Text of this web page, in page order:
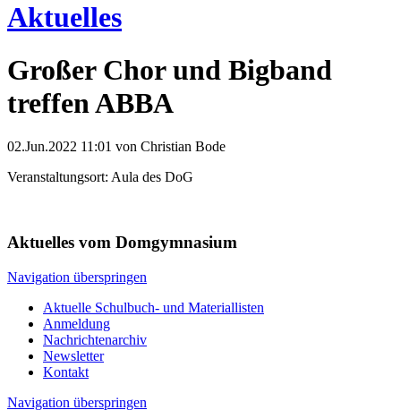
Aktuelles
Großer Chor und Bigband
treffen ABBA
02.Jun.2022 11:01 von Christian Bode
Veranstaltungsort: Aula des DoG
Aktuelles vom Domgymnasium
Navigation überspringen
Aktuelle Schulbuch- und Materiallisten
Anmeldung
Nachrichtenarchiv
Newsletter
Kontakt
Navigation überspringen